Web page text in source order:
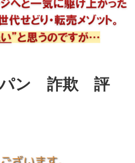
パン 詐欺 評